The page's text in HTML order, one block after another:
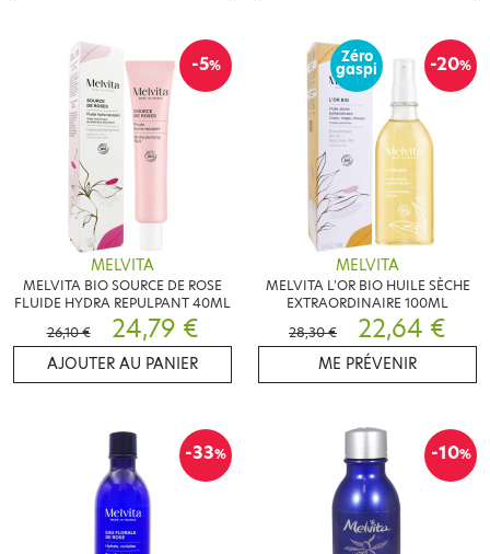
-5%
MELVITA
MELVITA BIO SOURCE DE ROSE
FLUIDE HYDRA REPULPANT 40ML
26,10 €
24,79 €
AJOUTER AU PANIER
-20%
Zéro
gaspi
MELVITA
MELVITA L'OR BIO HUILE SÈCHE
EXTRAORDINAIRE 100ML
28,30 €
22,64 €
ME PRÉVENIR
-33% -10%